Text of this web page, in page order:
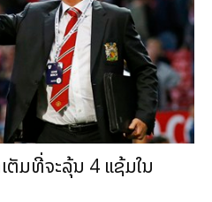
ຕັມທີ່ຈະລຸ້ນ 4 ແຊ້ມໃນ